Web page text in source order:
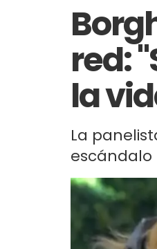
red:
la
La
escándalo